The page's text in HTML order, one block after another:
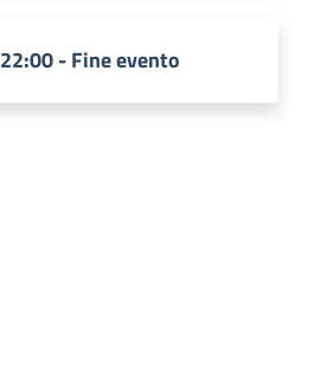
22:00 - Fine evento